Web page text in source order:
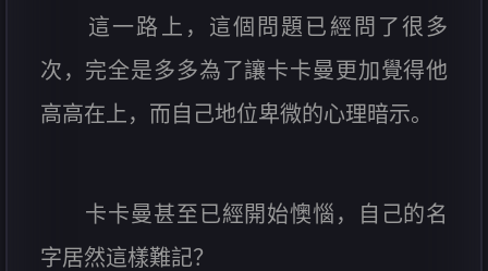
這一路上，這個問題已經問了很多
次，完全是多多為了讓卡卡曼更加覺得他
高高在上，而自己地位卑微的心理暗示。
卡卡曼甚至已經開始懊惱，自己的名
字居然這樣難記？